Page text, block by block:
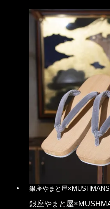
銀座やまと屋×MUSHMANS
銀座やまと屋